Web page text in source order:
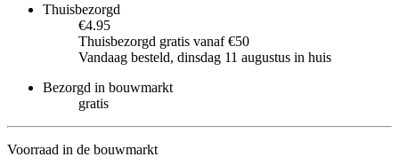
Thuisbezorgd
€4.95
Thuisbezorgd gratis vanaf €50
Vandaag besteld, dinsdag 11 augustus in huis
Bezorgd in bouwmarkt
gratis
Voorraad in de bouwmarkt